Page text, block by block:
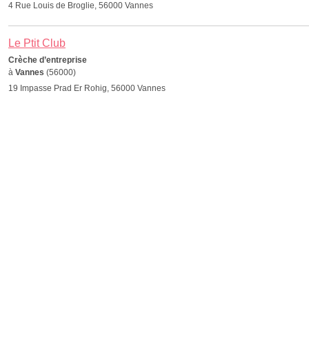
4 Rue Louis de Broglie, 56000 Vannes
Le Ptit Club
Crèche d’entreprise
à Vannes (56000)
19 Impasse Prad Er Rohig, 56000 Vannes